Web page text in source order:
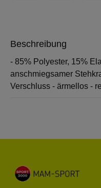
Beschreibung
- 85% Polyester, 15%
anschmiegsamer
Verschluss - ärmellos -